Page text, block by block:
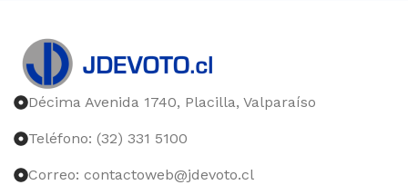
Décima Avenida 1740, Placilla, Valparaíso
Teléfono: (32) 331 5100
Correo: contactoweb@jdevoto.cl